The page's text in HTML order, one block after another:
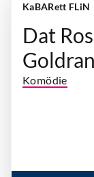
KaBARett FLiN
Dat
Komödie